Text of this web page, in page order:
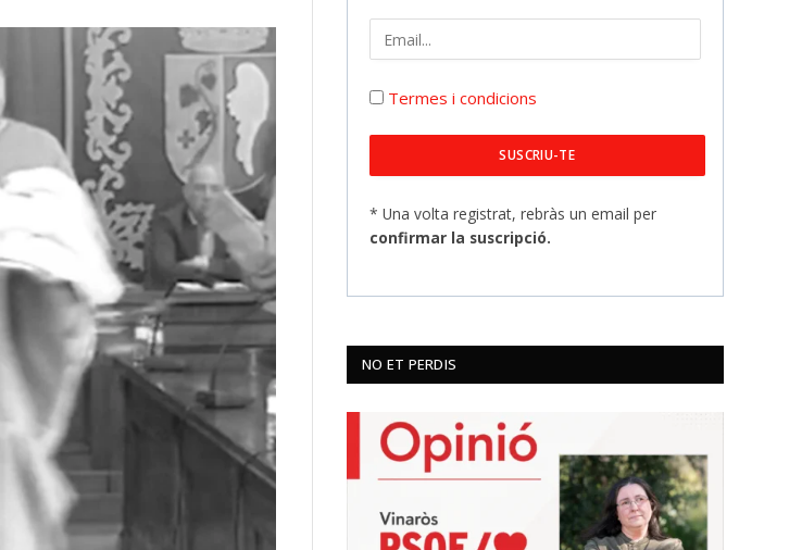
Termes i condicions
* Una volta registrat, rebràs un email per
confirmar la suscripció.
NO ET PERDIS